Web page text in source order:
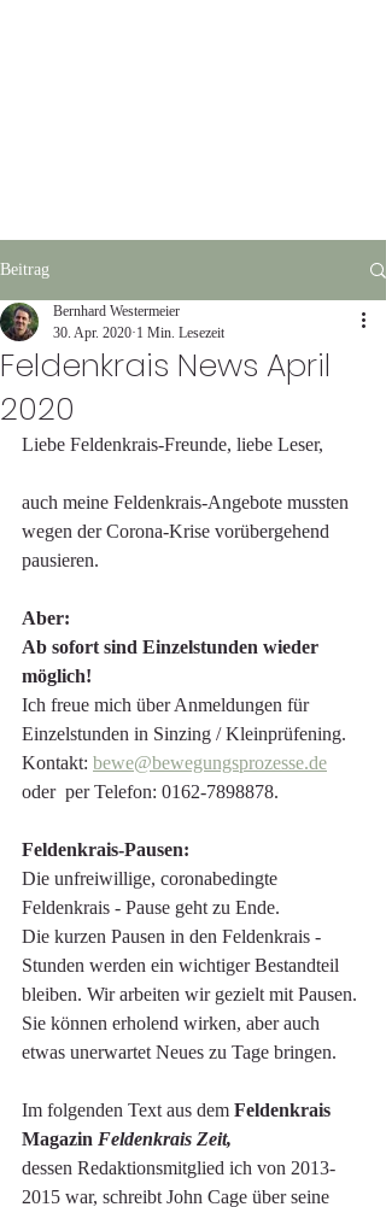
Beitrag
Feldenkrais News April
2020
Bernhard Westermeier
30. Apr. 2020 1 Min. Lesezeit
Liebe Feldenkrais-Freunde, liebe Leser,
auch meine Feldenkrais-Angebote mussten
wegen der Corona-Krise vorübergehend
pausieren.
Aber:
Ab sofort sind Einzelstunden wieder
möglich!
Ich freue mich über Anmeldungen für
Einzelstunden in Sinzing / Kleinprüfening.
Kontakt: bewe@bewegungsprozesse.de
oder  per Telefon: 0162-7898878.
Feldenkrais-Pausen:
Die unfreiwillige, coronabedingte
Feldenkrais - Pause geht zu Ende.
Die kurzen Pausen in den Feldenkrais -
Stunden werden ein wichtiger Bestandteil
bleiben. Wir arbeiten wir gezielt mit Pausen.
Sie können erholend wirken, aber auch
etwas unerwartet Neues zu Tage bringen.
Im folgenden Text aus dem Feldenkrais
Magazin Feldenkrais Zeit,
dessen Redaktionsmitglied ich von 2013-
2015 war, schreibt John Cage über seine